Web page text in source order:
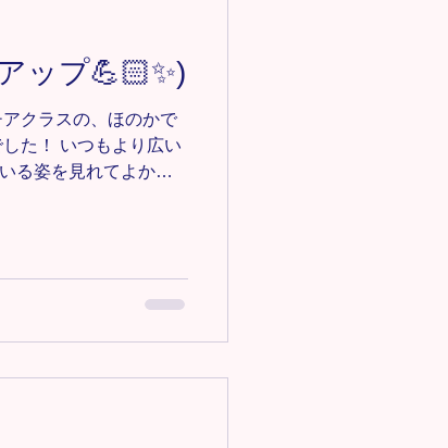
style ＊-＊-＊-＊-
にご連絡く
＊-＊-＊
ップ💪🏻✨)
クラスの、ほのかで
た！ いつもより広い
る姿を見れてよかっ
ンバーが減ってしま
減ってもみんなのパ
cheer ＊-＊-＊-＊-＊-
‼️ 見学•体験0円✨ お気
にご連絡くだ